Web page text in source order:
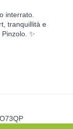
interrato.
tranquillità e
✨